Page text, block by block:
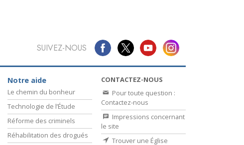
SUIVEZ-NOUS
Notre aide
Le chemin du bonheur
Technologie de l’Étude
Réforme des criminels
Réhabilitation des drogués
CONTACTEZ-NOUS
Pour toute question :
Contactez-nous
Impressions concernant
le site
Trouver une Église